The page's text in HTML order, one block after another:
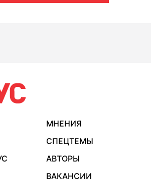
МНЕНИЯ
СПЕЦТЕМЫ
АВТОРЫ
ВАКАНСИИ